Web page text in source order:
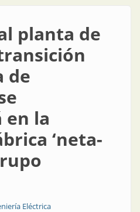
planta de
de
la
‘neta-
Eléctrica